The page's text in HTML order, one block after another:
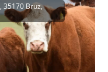
35170 Bruz,